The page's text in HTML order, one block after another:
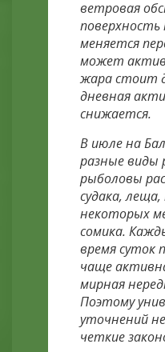
ветровая
меняется
может
жара стоит
дневная
снижается.
В июле на
разные виды
рыболовы
судака, леща,
некоторых
сомика.
время суток
чаще
мирная
Поэтому
уточнений
четкие